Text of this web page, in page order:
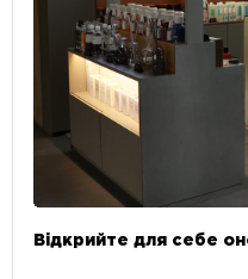
Відкрийте для себе